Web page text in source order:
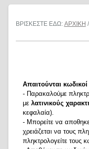
ΒΡΙΣΚΕΣΤΕ ΕΔΩ: ΑΡΧΙΚΗ
Απαιτούνται
- Παρακαλούμε
με λατινικούς
κεφαλαία).
- Μπορείτε να
χρειάζεται να τους
πληκτρολογείτε τους